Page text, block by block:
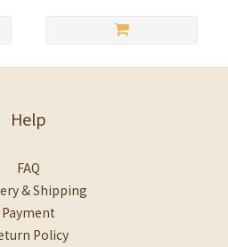
Help
FAQ
& Shipping
Payment
Policy